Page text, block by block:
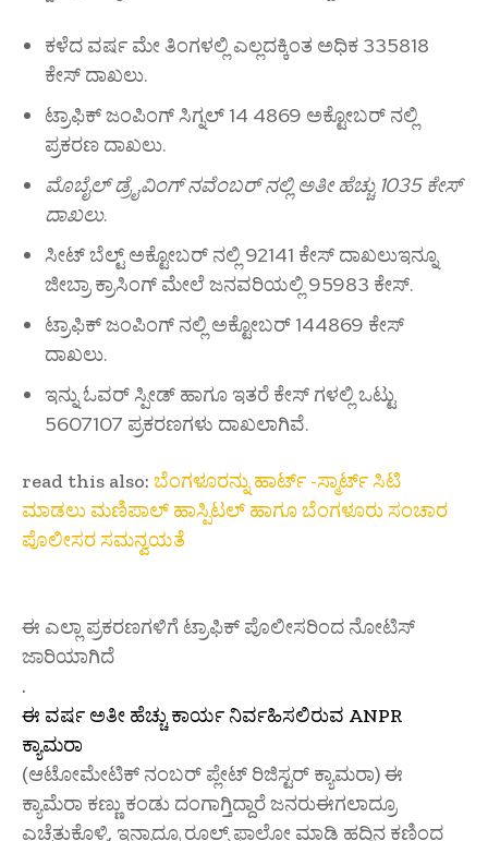
ಕಳೆದ ವರ್ಷ ಮೇ ತಿಂಗಳಲ್ಲಿ ಎಲ್ಲದಕ್ಕಿಂತ ಅಧಿಕ 335818
ಕೇಸ್ ದಾಖಲು.
ಟ್ರಾಫಿಕ್ ಜಂಪಿಂಗ್ ಸಿಗ್ನಲ್ 14 4869 ಅಕ್ಟೋಬರ್ ನಲ್ಲಿ
ಪ್ರಕರಣ ದಾಖಲು.
ಮೊಬೈಲ್ ಡ್ರೈವಿಂಗ್ ನವೆಂಬರ್ ನಲ್ಲಿ ಅತೀ ಹೆಚ್ಚು 1035 ಕೇಸ್
ದಾಖಲು.
ಸೀಟ್ ಬೆಲ್ಟ್ ಅಕ್ಟೋಬರ್ ನಲ್ಲಿ 92141 ಕೇಸ್ ದಾಖಲುಇನ್ನೂ
ಜೀಬ್ರಾ ಕ್ರಾಸಿಂಗ್ ಮೇಲೆ ಜನವರಿಯಲ್ಲಿ 95983 ಕೇಸ್.
ಟ್ರಾಫಿಕ್ ಜಂಪಿಂಗ್ ನಲ್ಲಿ ಅಕ್ಟೋಬರ್ 144869 ಕೇಸ್
ದಾಖಲು.
ಇನ್ನು ಓವರ್ ಸ್ಪೀಡ್ ಹಾಗೂ ಇತರೆ ಕೇಸ್ ಗಳಲ್ಲಿ ಒಟ್ಟು
5607107 ಪ್ರಕರಣಗಳು ದಾಖಲಾಗಿವೆ.
read this also: ಬೆಂಗಳೂರನ್ನು ಹಾರ್ಟ್ -ಸ್ಮಾರ್ಟ್ ಸಿಟಿ
ಮಾಡಲು ಮಣಿಪಾಲ್ ಹಾಸ್ಪಿಟಲ್ ಹಾಗೂ ಬೆಂಗಳೂರು ಸಂಚಾರ
ಪೊಲೀಸರ ಸಮನ್ವಯತೆ
ಈ ಎಲ್ಲಾ ಪ್ರಕರಣಗಳಿಗೆ ಟ್ರಾಫಿಕ್ ಪೊಲೀಸರಿಂದ ನೋಟಿಸ್
ಜಾರಿಯಾಗಿದೆ
.
ಈ ವರ್ಷ ಅತೀ ಹೆಚ್ಚು ಕಾರ್ಯ ನಿರ್ವಹಿಸಲಿರುವ ANPR
ಕ್ಯಾಮರಾ
(ಆಟೋಮೇಟಿಕ್ ನಂಬರ್ ಪ್ಲೇಟ್ ರಿಜಿಸ್ಟರ್ ಕ್ಯಾಮರಾ) ಈ
ಕ್ಯಾಮೆರಾ ಕಣ್ಣು ಕಂಡು ದಂಗಾಗ್ತಿದ್ದಾರೆ ಜನರುಈಗಲಾದ್ರೂ
ಎಚ್ಚೆತ್ತುಕೊಳ್ಳಿ, ಇನ್ನಾದ್ರೂ ರೂಲ್ಸ್ ಫಾಲೋ ಮಾಡಿ ಹದ್ದಿನ ಕಣ್ಣಿಂದ